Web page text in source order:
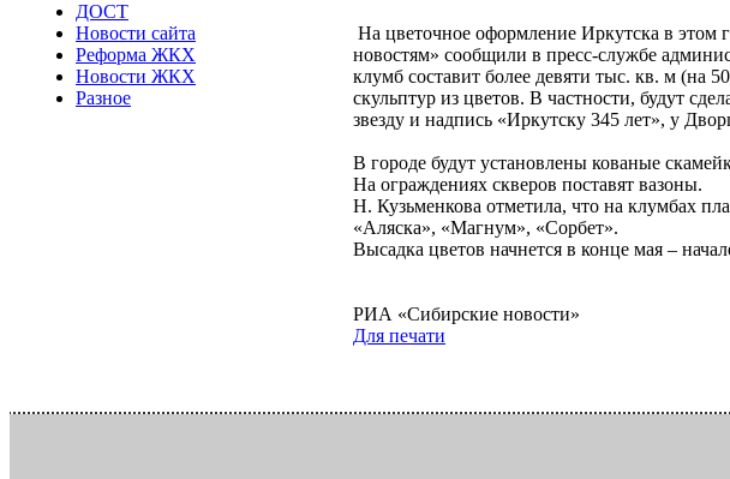
ДОСТ
Новости сайта
Реформа ЖКХ
Новости ЖКХ
Разное
На цветочное оформление Иркутска в этом
новостям» сообщили в пресс-службе
клумб составит более девяти тыс. кв. м (на
скульптур из цветов. В частности, будут
звезду и надпись «Иркутску 345 лет», у
В городе будут установлены кованые
На ограждениях скверов поставят вазоны.
Н. Кузьменкова отметила, что на клумбах
«Аляска», «Магнум», «Сорбет».
Высадка цветов начнется в конце мая –
РИА «Сибирские новости»
Для печати